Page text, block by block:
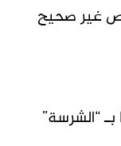
غير صحيح
“الشرسة”